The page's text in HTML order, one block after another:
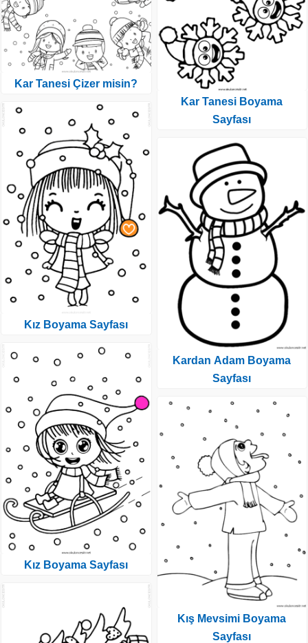
Kar Tanesi Çizer misin?
Kız Boyama Sayfası
Kız Boyama Sayfası
Kar Tanesi Boyama
Sayfası
Kardan Adam Boyama
Sayfası
Kış Mevsimi Boyama
Sayfası